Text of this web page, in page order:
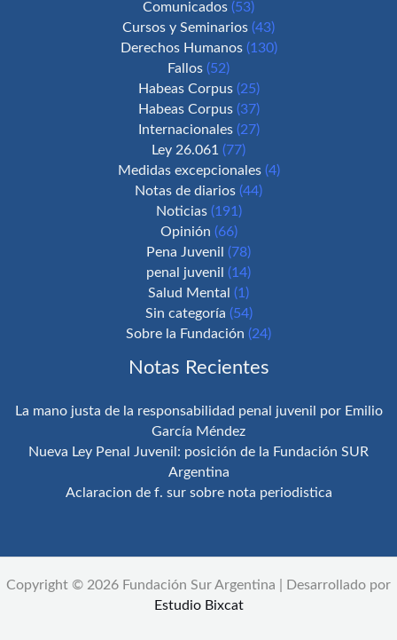
Comunicados (53)
Cursos y Seminarios (43)
Derechos Humanos(130)
Fallos (52)
Habeas Corpus(25)
Habeas Corpus(37)
Internacionales(27)
Ley 26.061 (77)
Medidas excepcionales(4)
Notas de diarios (44)
Noticias(191)
Opinión (66)
Pena Juvenil (78)
penal juvenil (14)
Salud Mental (1)
Sin categoría (54)
Sobre la Fundación (24)
Notas Recientes
La mano justa de la responsabilidad penal juvenil por Emilio
García Méndez
Nueva Ley Penal Juvenil: posición de la Fundación SUR
Argentina
Aclaracion de f. sur sobre nota periodistica
Copyright © 2026 Fundación Sur Argentina | Desarrollado por
Estudio Bixcat